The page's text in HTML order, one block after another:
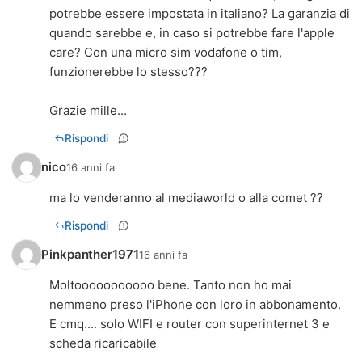
potrebbe essere impostata in italiano? La garanzia di
quando sarebbe e, in caso si potrebbe fare l'apple
care? Con una micro sim vodafone o tim,
funzionerebbe lo stesso???
Grazie mille...
Rispondi
nico16 anni fa
ma lo venderanno al mediaworld o alla comet ??
Rispondi
Pinkpanther197116 anni fa
Moltooooooooooo bene. Tanto non ho mai
nemmeno preso l'iPhone con loro in abbonamento.
E cmq.... solo WIFI e router con superinternet 3 e
scheda ricaricabile